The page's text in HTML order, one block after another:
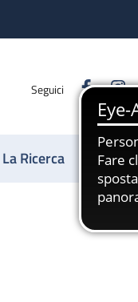
Seguici
La Ricerca